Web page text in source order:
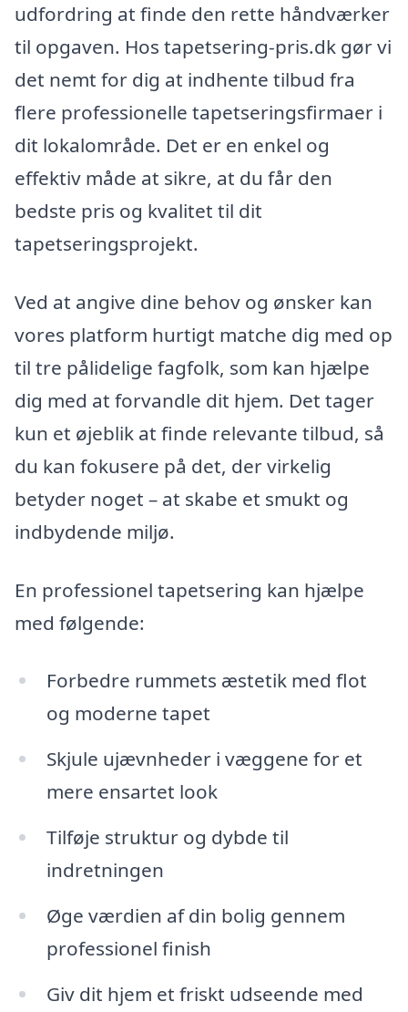
udfordring at finde den rette håndværker
til opgaven. Hos tapetsering-pris.dk gør vi
det nemt for dig at indhente tilbud fra
flere professionelle tapetseringsfirmaer i
dit lokalområde. Det er en enkel og
effektiv måde at sikre, at du får den
bedste pris og kvalitet til dit
tapetseringsprojekt.
Ved at angive dine behov og ønsker kan
vores platform hurtigt matche dig med op
til tre pålidelige fagfolk, som kan hjælpe
dig med at forvandle dit hjem. Det tager
kun et øjeblik at finde relevante tilbud, så
du kan fokusere på det, der virkelig
betyder noget – at skabe et smukt og
indbydende miljø.
En professionel tapetsering kan hjælpe
med følgende:
Forbedre rummets æstetik med flot
og moderne tapet
Skjule ujævnheder i væggene for et
mere ensartet look
Tilføje struktur og dybde til
indretningen
Øge værdien af din bolig gennem
professionel finish
Giv dit hjem et friskt udseende med